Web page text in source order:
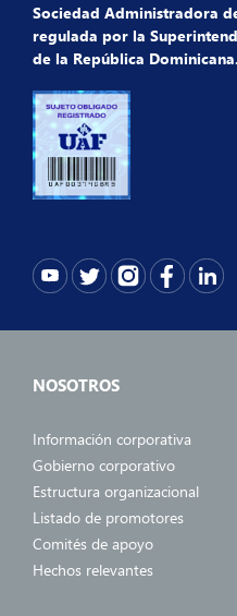
Sociedad Administradora
regulada por la
de la República Dominicana.
NOSOTROS
Información corporativa
Gobierno corporativo
Estructura organizacional
Listado de promotores
Comités de apoyo
Hechos relevantes